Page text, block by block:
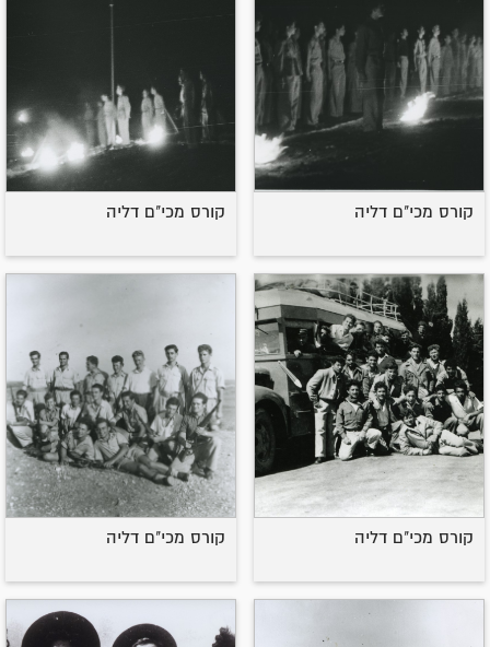
קורס מכי"ם דליה קורס מכי"ם דליה
קורס מכי"ם דליה קורס מכי"ם דליה